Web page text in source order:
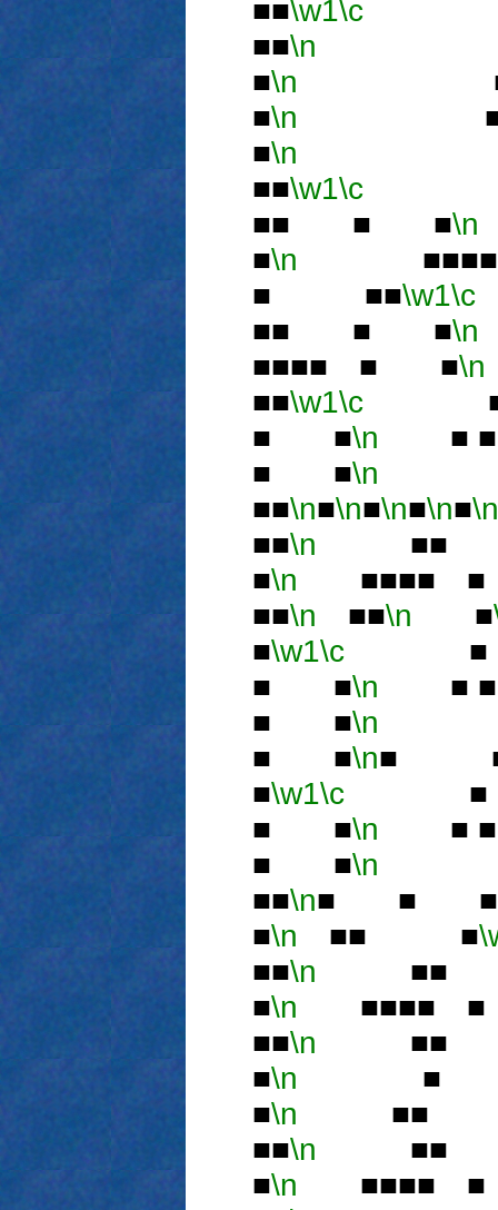
■■\w1\c
■■\n
■\n ■
■\n
■\n
■■\w1\c■
■■ ■ ■\n
■\n
■ ■■\w1\c
■■ ■ ■\n
■■■■ ■ ■\n
■■\w1\c■
■ ■\n ■
■ ■\n
■■\n■\n■\n■\n■\n
■■\n ■■
■\n ■■■■
■■\n ■■\n ■
■\w1\c■
■ ■\n ■
■ ■\n
■ ■\n■
■\w1\c■
■ ■\n ■
■ ■\n
■■\n■ ■ ■
■\n ■■ ■
■■\n ■■
■\n ■■■■
■■\n ■■
■\n ■
■\n ■■
■■\n ■■
■\n ■■■■